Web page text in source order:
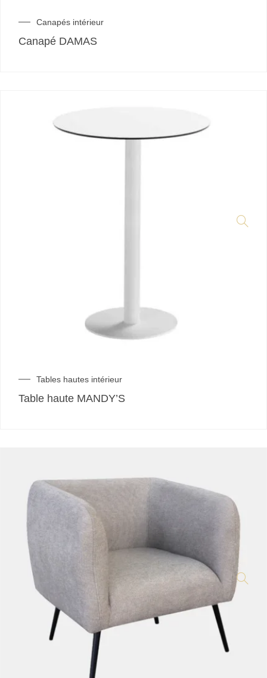
Canapés intérieur
Canapé DAMAS
Tables hautes intérieur
Table haute MANDY’S